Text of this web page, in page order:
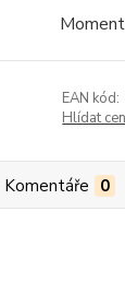
EAN kód:
Hlídat
Komentáře 0